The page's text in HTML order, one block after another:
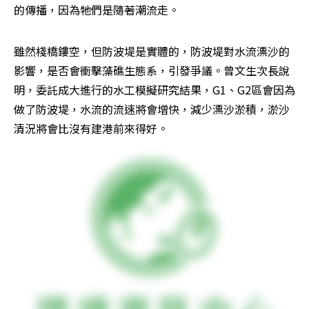
的傳播，因為牠們是隨著潮流走。
雖然棧橋鏤空，但防波堤是實體的，防波堤對水流漂沙的
影響，是否會衝擊藻礁生態系，引發爭議。曾文生次長說
明，委託成大進行的水工模擬研究結果，G1、G2區會因為
做了防波堤，水流的流速將會增快，減少漂沙淤積，淤沙
清況將會比沒有建港前來得好。